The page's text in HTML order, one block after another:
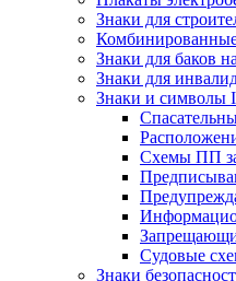
Знаки для
Знаки для баков
Знаки для
Знаки и символы
Схемы ПП
Судовые
Знаки